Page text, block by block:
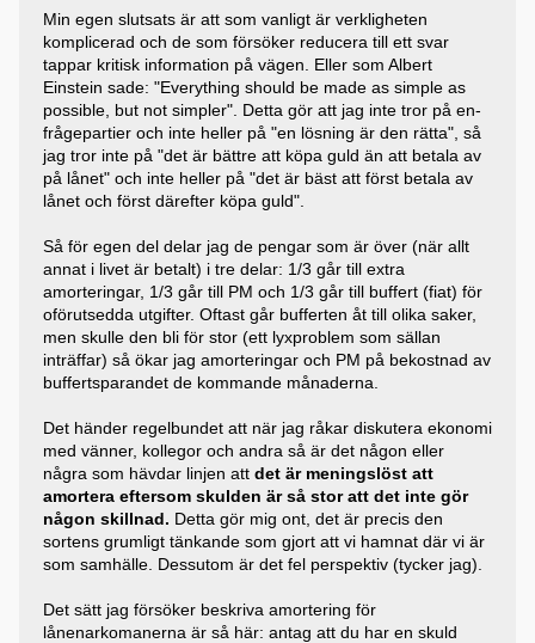
Min egen slutsats är att som vanligt är verkligheten
komplicerad och de som försöker reducera till ett svar
tappar kritisk information på vägen. Eller som Albert
Einstein sade: "Everything should be made as simple as
possible, but not simpler". Detta gör att jag inte tror på en-
frågepartier och inte heller på "en lösning är den rätta", så
jag tror inte på "det är bättre att köpa guld än att betala av
på lånet" och inte heller på "det är bäst att först betala av
lånet och först därefter köpa guld".
Så för egen del delar jag de pengar som är över (när allt
annat i livet är betalt) i tre delar: 1/3 går till extra
amorteringar, 1/3 går till PM och 1/3 går till buffert (fiat) för
oförutsedda utgifter. Oftast går bufferten åt till olika saker,
men skulle den bli för stor (ett lyxproblem som sällan
inträffar) så ökar jag amorteringar och PM på bekostnad av
buffertsparandet de kommande månaderna.
Det händer regelbundet att när jag råkar diskutera ekonomi
med vänner, kollegor och andra så är det någon eller
några som hävdar linjen att det är meningslöst att
amortera eftersom skulden är så stor att det inte gör
någon skillnad. Detta gör mig ont, det är precis den
sortens grumligt tänkande som gjort att vi hamnat där vi är
som samhälle. Dessutom är det fel perspektiv (tycker jag).
Det sätt jag försöker beskriva amortering för
lånenarkomanerna är så här: antag att du har en skuld